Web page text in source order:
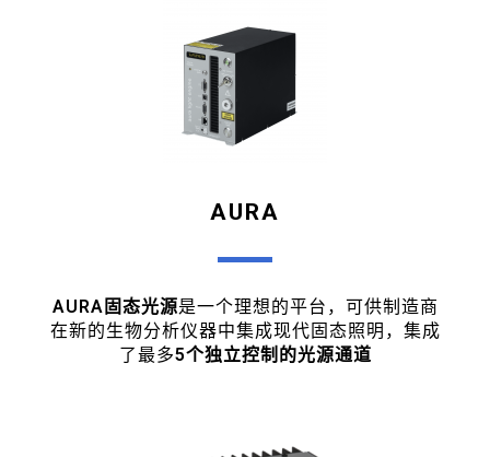
AURA
AURA固态光源是一个理想的平台，可供制造商
在新的生物分析仪器中集成现代固态照明，集成
了最多5个独立控制的光源通道